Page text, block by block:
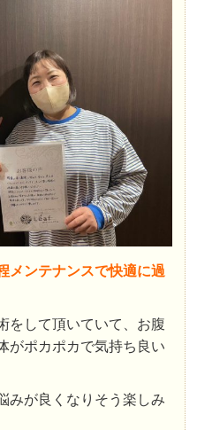
メンテナンスで快適に過
をして頂いていて、お腹
がポカポカで気持ち良い
みが良くなりそう楽しみ